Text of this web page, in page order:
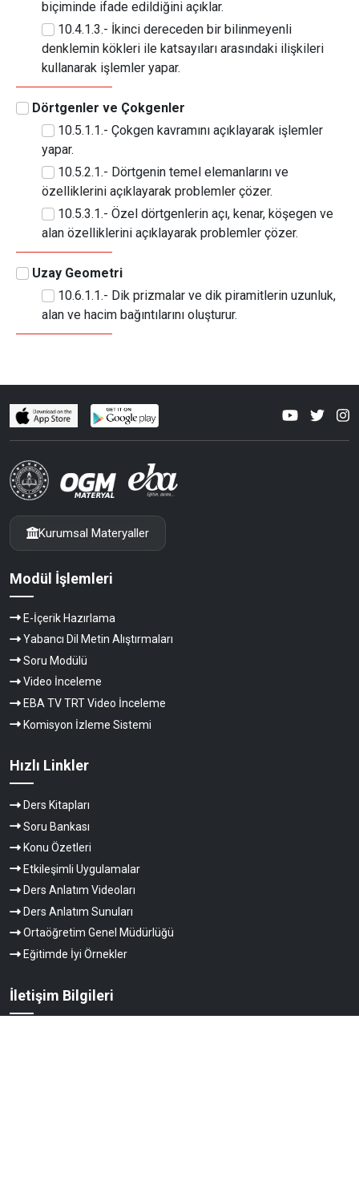
biçiminde ifade edildiğini açıklar.
10.4.1.3.- İkinci dereceden bir bilinmeyenli
denklemin kökleri ile katsayıları arasındaki ilişkileri
kullanarak işlemler yapar.
Dörtgenler ve Çokgenler
10.5.1.1.- Çokgen kavramını açıklayarak işlemler
yapar.
10.5.2.1.- Dörtgenin temel elemanlarını ve
özelliklerini açıklayarak problemler çözer.
10.5.3.1.- Özel dörtgenlerin açı, kenar, köşegen ve
alan özelliklerini açıklayarak problemler çözer.
Uzay Geometri
10.6.1.1.- Dik prizmalar ve dik piramitlerin uzunluk,
alan ve hacim bağıntılarını oluşturur.
Kurumsal Materyaller
Modül İşlemleri
E-İçerik Hazırlama
Yabancı Dil Metin Alıştırmaları
Soru Modülü
Video İnceleme
EBA TV TRT Video İnceleme
Komisyon İzleme Sistemi
Hızlı Linkler
Ders Kitapları
Soru Bankası
Konu Özetleri
Etkileşimli Uygulamalar
Ders Anlatım Videoları
Ders Anlatım Sunuları
Ortaöğretim Genel Müdürlüğü
Eğitimde İyi Örnekler
İletişim Bilgileri